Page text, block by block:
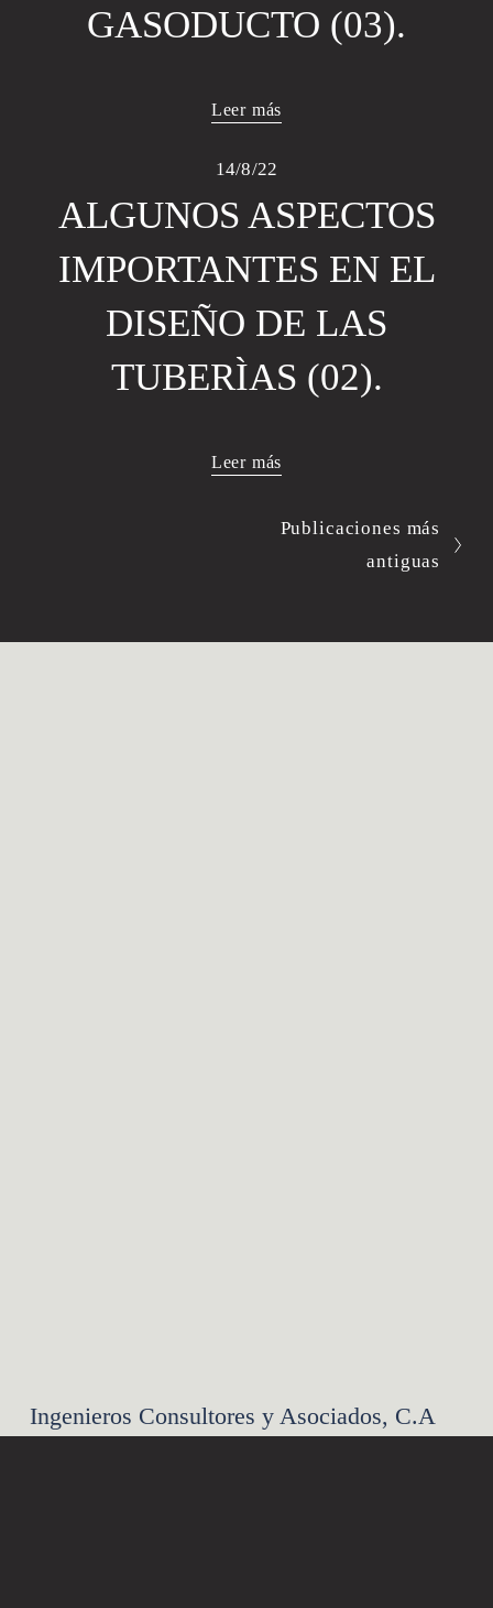
GASODUCTO (03).
Leer más
14/8/22
ALGUNOS ASPECTOS
IMPORTANTES EN EL
DISEÑO DE LAS
TUBERÌAS (02).
Leer más
Publicaciones más
antiguas
Ingenieros Consultores y Asociados, C.A